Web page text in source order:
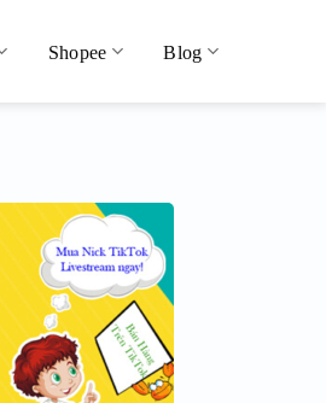
Shopee Blog